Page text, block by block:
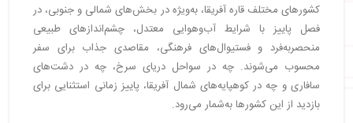
کشورهای مختلف قاره آفریقا، به‌ویژه در بخش‌های شمالی و جنوبی، در
فصل پاییز با شرایط آب‌وهوایی معتدل، چشم‌اندازهای طبیعی
منحصر‌به‌فرد و فستیوال‌های فرهنگی، مقاصدی جذاب برای سفر
محسوب می‌شوند. چه در سواحل دریای سرخ، چه در دشت‌های
سافاری و چه در کوهپایه‌های شمال آفریقا، پاییز زمانی استثنایی برای
بازدید از این کشورها به‌شمار می‌رود.